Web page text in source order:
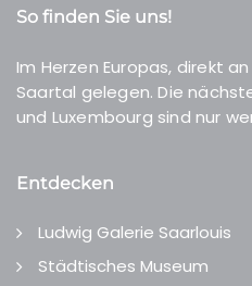
So finden Sie uns!
Im Herzen Europas, direkt
Saartal gelegen. Die
und Luxembourg sind nur
Entdecken
Ludwig Galerie Saarlouis
Städtisches Museum